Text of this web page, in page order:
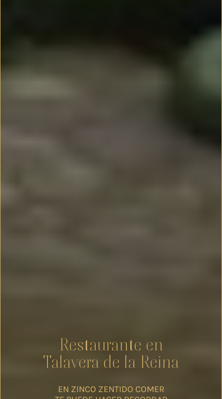
Restaurante en
Talavera de la Reina
EN ZINCO ZENTIDO COMER